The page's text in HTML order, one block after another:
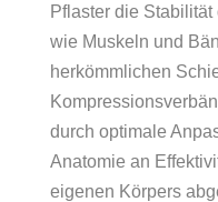
Pflaster die
wie Muskeln und
herkömmlichen
durch optimale
Anatomie an
eigenen Körpers